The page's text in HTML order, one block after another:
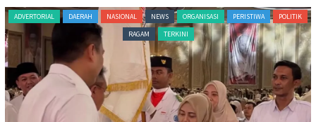
NASIONAL NEWS ORGANISASI PERISTIWA
POLITIK
RAGAM
TERKINI
ADVERTORIAL NASIONAL